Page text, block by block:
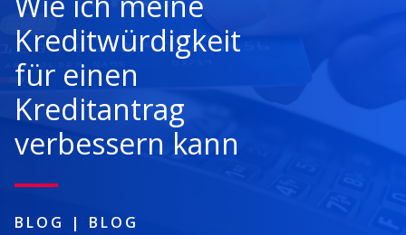
Kreditwürdigkeit
für einen
Kreditantrag
verbessern kann
BLOG | BLOG